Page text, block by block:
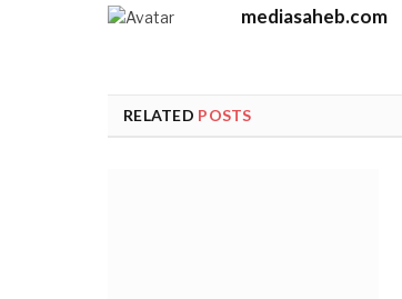
mediasaheb.com
RELATED POSTS